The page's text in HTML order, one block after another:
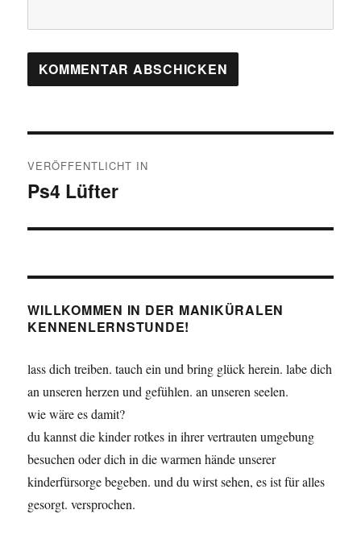
VERÖFFENTLICHT IN
Ps4 Lüfter
WILLKOMMEN IN DER MANIKÜRALEN
KENNENLERNSTUNDE!
lass dich treiben. tauch ein und bring glück herein. labe dich
an unseren herzen und gefühlen. an unseren seelen.
wie wäre es damit?
du kannst die kinder rotkes in ihrer vertrauten umgebung
besuchen oder dich in die warmen hände unserer
kinderfürsorge begeben. und du wirst sehen, es ist für alles
gesorgt. versprochen.